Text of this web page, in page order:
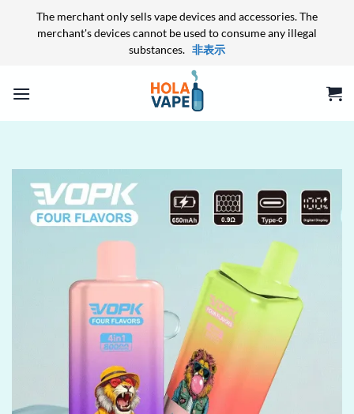
The merchant only sells vape devices and accessories. The
merchant's devices cannot be used to consume any illegal
substances. 非表示